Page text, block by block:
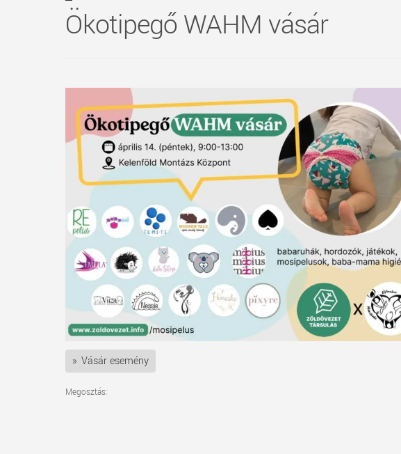
Ökotipegő WAHM vásár
Vásár esemény
Megosztás: